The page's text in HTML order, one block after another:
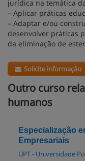
jurídica na temática
– Aplicar práticas
– Adaptar e/ou
desenvolver práticas
da eliminação de
Solicite informação
Outro curso
humanos
Especialização
Empresariais
UPT - Universidade